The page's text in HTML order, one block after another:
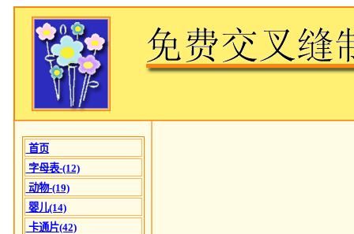
首页
字母表-(12)
动物-(19)
婴儿(14)
卡通片(42)